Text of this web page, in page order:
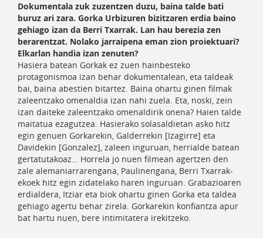
Dokumentala zuk zuzentzen duzu, baina talde bati
buruz ari zara. Gorka Urbizuren bizitzaren erdia baino
gehiago izan da Berri Txarrak. Lan hau berezia zen
berarentzat. Nolako jarraipena eman zion proiektuari?
Elkarlan handia izan zenuten?
Hasiera batean Gorkak ez zuen hainbesteko
protagonismoa izan behar dokumentalean, eta taldeak
bai, baina abestien bitartez. Baina ohartu ginen filmak
zaleentzako omenaldia izan nahi zuela. Eta, noski, zein
izan daiteke zaleentzako omenaldirik onena? Haien talde
maitatua ezagutzea. Hasierako solasaldietan asko hitz
egin genuen Gorkarekin, Galderrekin [Izagirre] eta
Davidekin [Gonzalez], zaleen inguruan, herrialde batean
gertatutakoaz… Horrela jo nuen filmean agertzen den
zale alemaniarrarengana, Paulinengana, Berri Txarrak-
ekoek hitz egin zidatelako haren inguruan. Grabazioaren
erdialdera, Itziar eta biok ohartu ginen Gorka eta taldea
gehiago agertu behar zirela. Gorkarekin konfiantza apur
bat hartu nuen, bere intimitatera irekitzeko.